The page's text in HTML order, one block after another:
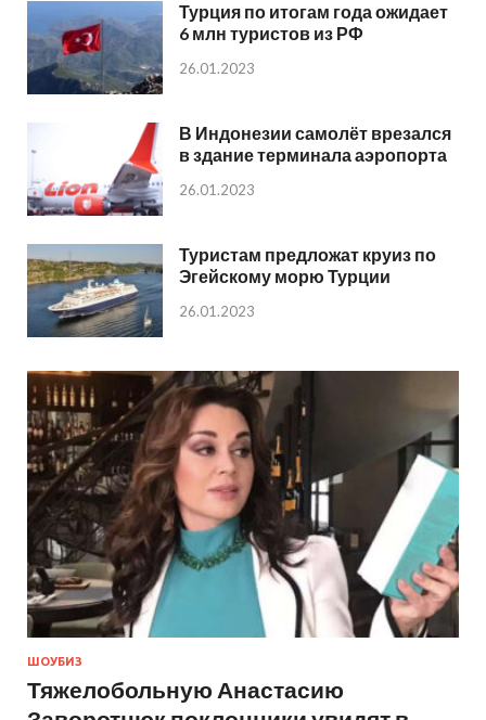
Турция по итогам года ожидает
6 млн туристов из РФ
26.01.2023
В Индонезии самолёт врезался
в здание терминала аэропорта
26.01.2023
Туристам предложат круиз по
Эгейскому морю Турции
26.01.2023
ШОУБИЗ
Тяжелобольную Анастасию